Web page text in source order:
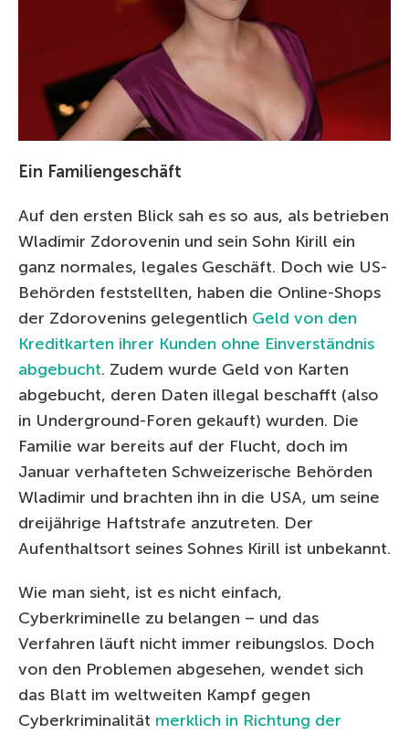
Ein Familiengeschäft
Auf den ersten Blick sah es so aus, als betrieben
Wladimir Zdorovenin und sein Sohn Kirill ein
ganz normales, legales Geschäft. Doch wie US-
Behörden feststellten, haben die Online-Shops
der Zdorovenins gelegentlich Geld von den
Kreditkarten ihrer Kunden ohne Einverständnis
abgebucht. Zudem wurde Geld von Karten
abgebucht, deren Daten illegal beschafft (also
in Underground-Foren gekauft) wurden. Die
Familie war bereits auf der Flucht, doch im
Januar verhafteten Schweizerische Behörden
Wladimir und brachten ihn in die USA, um seine
dreijährige Haftstrafe anzutreten. Der
Aufenthaltsort seines Sohnes Kirill ist unbekannt.
Wie man sieht, ist es nicht einfach,
Cyberkriminelle zu belangen – und das
Verfahren läuft nicht immer reibungslos. Doch
von den Problemen abgesehen, wendet sich
das Blatt im weltweiten Kampf gegen
Cyberkriminalität merklich in Richtung der